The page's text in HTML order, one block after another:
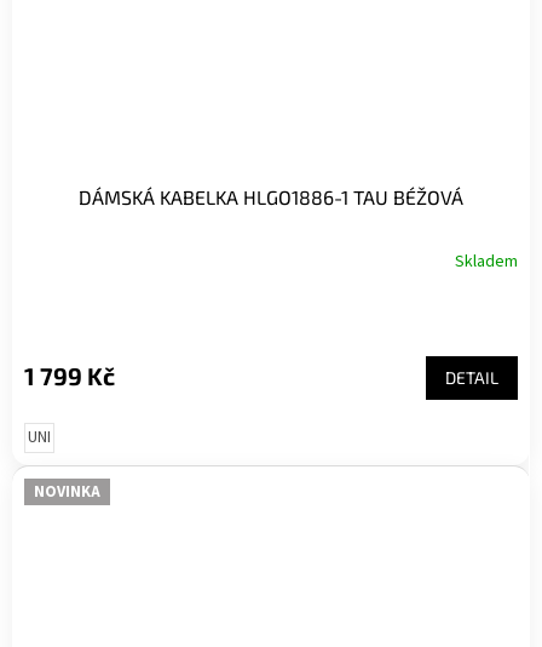
DÁMSKÁ KABELKA HLGO1886-1 TAU BÉŽOVÁ
Skladem
1 799 Kč DETAIL
UNI
NOVINKA